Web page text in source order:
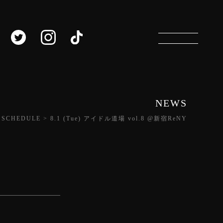
NEWS
SCHEDULE > 8.1 (Tue) アイドル道場 vol.8 @新宿ReNY